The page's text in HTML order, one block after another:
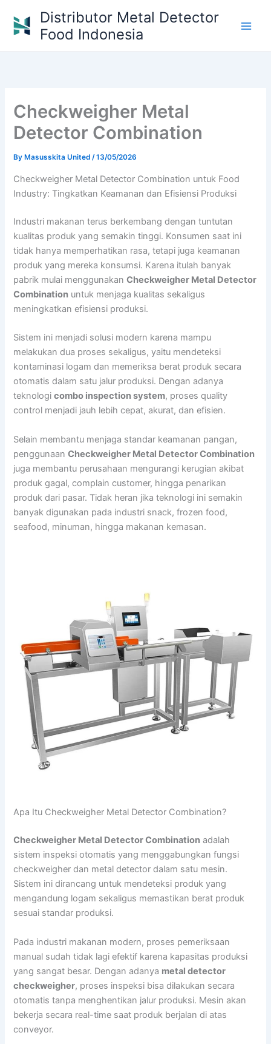
content
Distributor Metal Detector
Food Indonesia
Checkweigher Metal
Detector Combination
By Masusskita United/13/05/2026
Checkweigher Metal Detector Combination untuk Food
Industry: Tingkatkan Keamanan dan Efisiensi Produksi
Industri makanan terus berkembang dengan tuntutan
kualitas produk yang semakin tinggi. Konsumen saat ini
tidak hanya memperhatikan rasa, tetapi juga keamanan
produk yang mereka konsumsi. Karena itulah banyak
pabrik mulai menggunakanCheckweigher Metal Detector
Combination untuk menjaga kualitas sekaligus
meningkatkan efisiensi produksi.
Sistem ini menjadi solusi modern karena mampu
melakukan dua proses sekaligus, yaitu mendeteksi
kontaminasi logam dan memeriksa berat produk secara
otomatis dalam satu jalur produksi. Dengan adanya
teknologicombo inspection system, proses quality
control menjadi jauh lebih cepat, akurat, dan efisien.
Selain membantu menjaga standar keamanan pangan,
penggunaanCheckweigher Metal Detector Combination
juga membantu perusahaan mengurangi kerugian akibat
produk gagal, complain customer, hingga penarikan
produk dari pasar. Tidak heran jika teknologi ini semakin
banyak digunakan pada industri snack, frozen food,
seafood, minuman, hingga makanan kemasan.
Apa Itu Checkweigher Metal Detector Combination?
Checkweigher Metal Detector Combination adalah
sistem inspeksi otomatis yang menggabungkan fungsi
checkweigher dan metal detector dalam satu mesin.
Sistem ini dirancang untuk mendeteksi produk yang
mengandung logam sekaligus memastikan berat produk
sesuai standar produksi.
Pada industri makanan modern, proses pemeriksaan
manual sudah tidak lagi efektif karena kapasitas produksi
yang sangat besar. Dengan adanya metal detector
checkweigher, proses inspeksi bisa dilakukan secara
otomatis tanpa menghentikan jalur produksi. Mesin akan
bekerja secara real-time saat produk berjalan di atas
conveyor.